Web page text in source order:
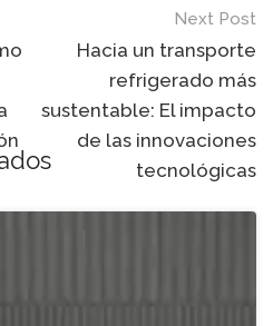
Next Post
Hacia un transporte
refrigerado más
sustentable: El impacto
de las innovaciones
tecnológicas